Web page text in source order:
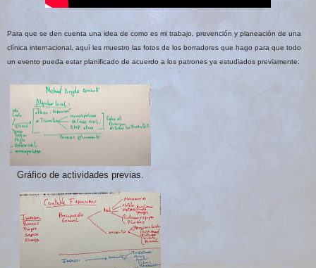
Para que se den cuenta una idea de como es mi trabajo, prevención y planeación de una
clínica internacional, aquí les muestro las fotos de los borradores que hago para que todo
un evento pueda estar planificado de acuerdo a los patrones ya estudiados previamente:
Gráfico de actividades previas.